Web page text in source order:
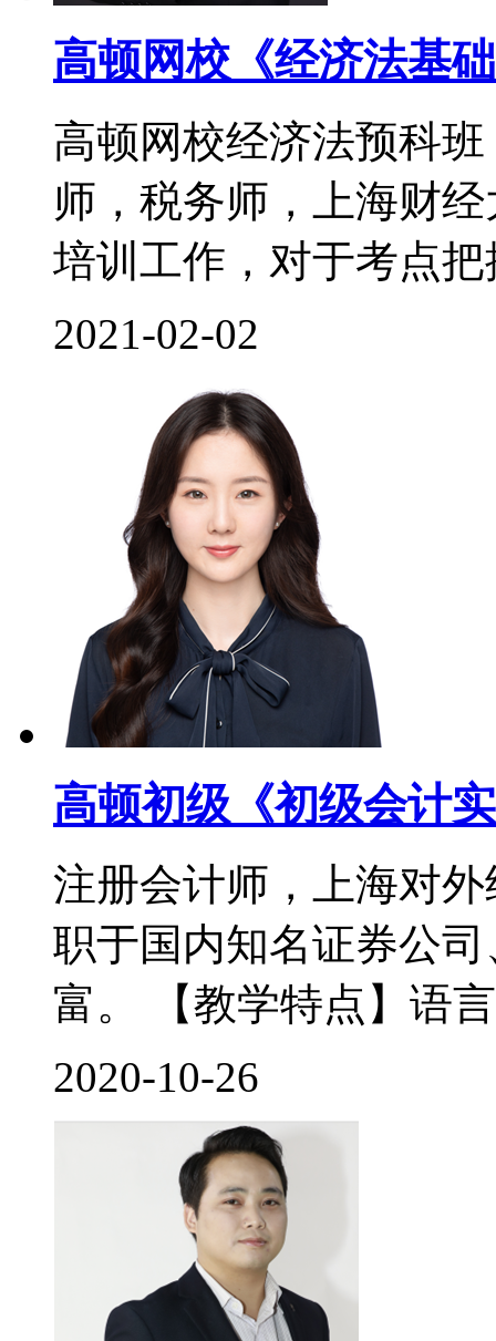
高顿网校《经济法基
高顿网校经济法预科
师，税务师，上海财
培训工作，对于考点
2021-02-02
高顿初级《初级会计
注册会计师，上海对
职于国内知名证券公
富。 【教学特点】语
2020-10-26